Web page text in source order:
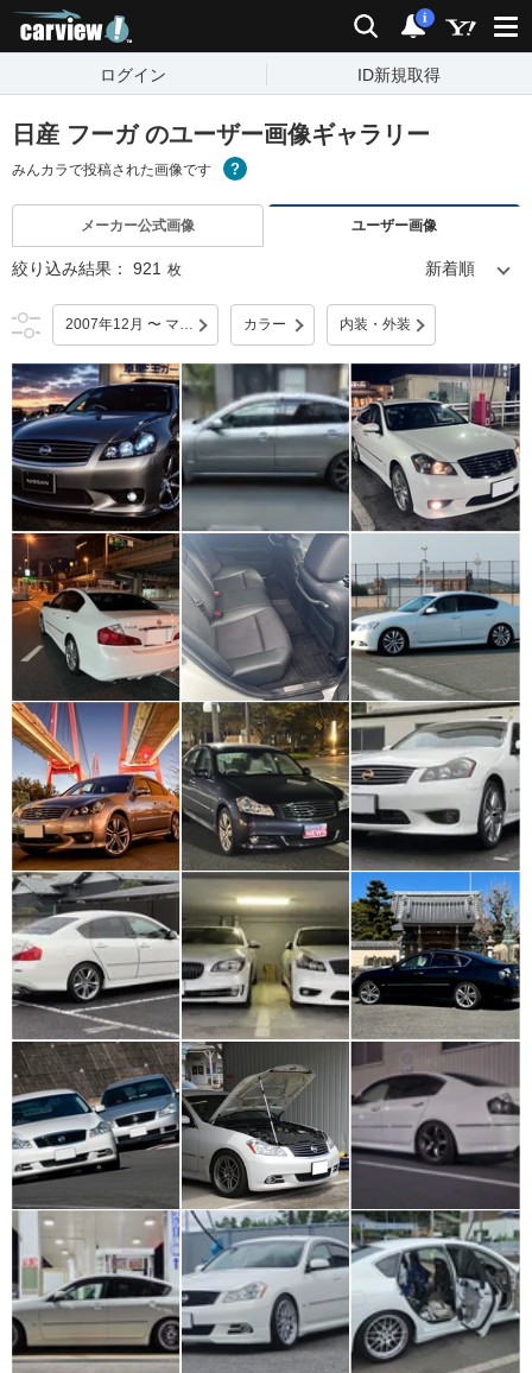
検索 通知
i
ログイン ID新規取得
日産 フーガ のユーザー画像ギャラリー
みんカラで投稿された画像です
メーカー公式画像 ユーザー画像
絞り込み結果： 921 枚
2007年12月 〜 マイナーチェンジ カラー 内装・外装